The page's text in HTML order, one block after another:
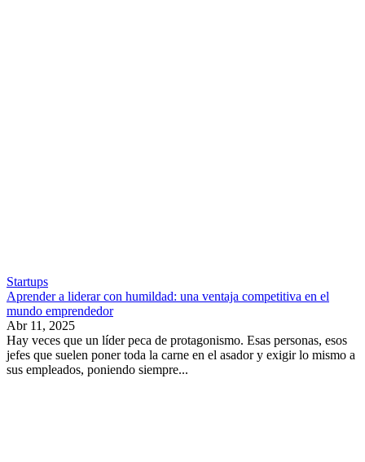
Startups
Aprender a liderar con humildad: una ventaja competitiva en el
mundo emprendedor
Abr 11, 2025
Hay veces que un líder peca de protagonismo. Esas personas, esos
jefes que suelen poner toda la carne en el asador y exigir lo mismo a
sus empleados, poniendo siempre...